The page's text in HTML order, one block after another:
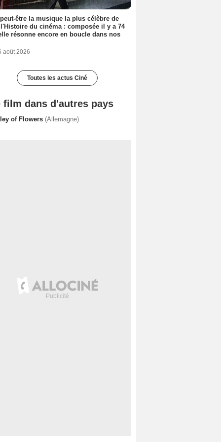
être la musique la plus célèbre de
du cinéma : composée il y a 74
résonne encore en boucle dans nos
août 2026
Toutes les actus Ciné
film dans d'autres pays
of Flowers (Allemagne)